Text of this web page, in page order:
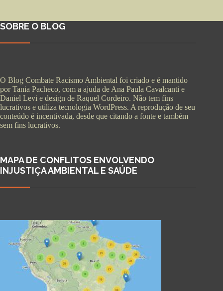
SOBRE O BLOG
O Blog Combate Racismo Ambiental foi criado e é mantido
por Tania Pacheco, com a ajuda de Ana Paula Cavalcanti e
Daniel Levi e design de Raquel Cordeiro. Não tem fins
lucrativos e utiliza tecnologia WordPress. A reprodução de seu
conteúdo é incentivada, desde que citando a fonte e também
sem fins lucrativos.
MAPA DE CONFLITOS ENVOLVENDO
INJUSTIÇA AMBIENTAL E SAÚDE